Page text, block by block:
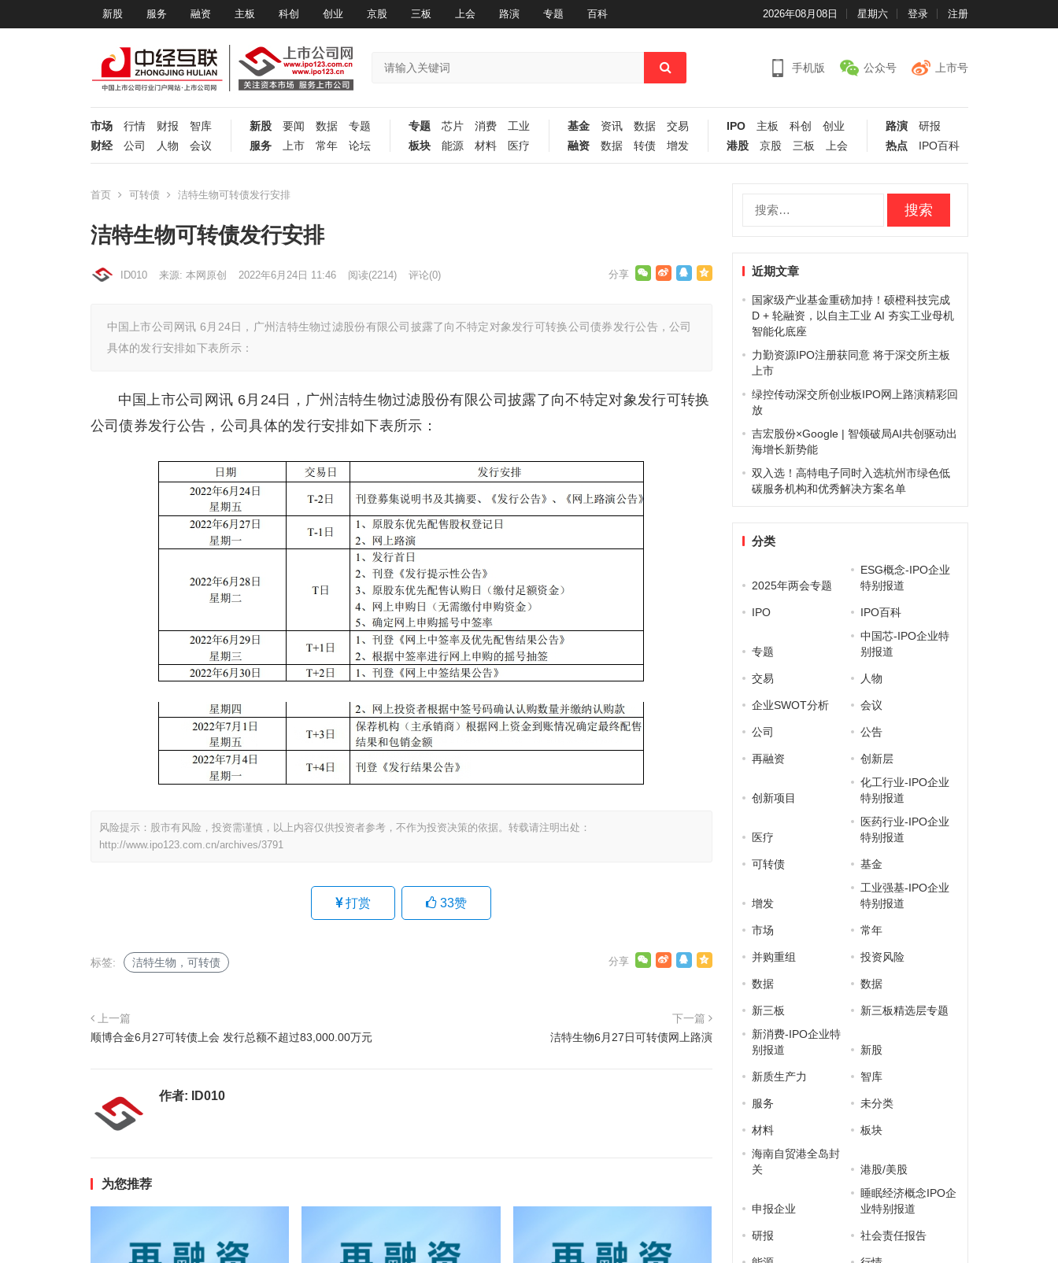
新股 服务 融资 主板 科创 创业 京股 三板 上会 路演 专题 百科 2026年08月08日 星期六 登录 注册
手机版 公众号 上市号
市场 行情 财报
智库
财经
公司 人物 会议
新股 要闻 数据
专题
服务
上市 常年 论坛
专题 芯片 消费
工业
板块
能源 材料 医疗
基金 资讯 数据
交易
融资
数据 转债 增发
IPO 主板 科创
创业
港股
京股 三板 上会
路演
研报
热点
IPO百科
首页 可转债 洁特生物可转债发行安排
洁特生物可转债发行安排
ID010 来源: 本网原创 2022年6月24日 11:46 阅读(2214) 评论(0)
中国上市公司网讯 6月24日，广州洁特生物过滤股份有限公司披露了向不特定对象发行可转换公司债券发行公告，公司
具体的发行安排如下表所示：
中国上市公司网讯 6月24日，广州洁特生物过滤股份有限公司披露了向不特定对象发行可转换
公司债券发行公告，公司具体的发行安排如下表所示：
风险提示：股市有风险，投资需谨慎，以上内容仅供投资者参考，不作为投资决策的依据。转载请注明出处：
http://www.ipo123.com.cn/archives/3791
打赏 33赞
标签: 洁特生物，可转债
上一篇
顺博合金6月27可转债上会 发行总额不超过83,000.00万元
下一篇
洁特生物6月27日可转债网上路演
作者: ID010
为您推荐
近期文章
国家级产业基金重磅加持！硕橙科技完成
D + 轮融资，以自主工业 AI 夯实工业母机
智能化底座
力勤资源IPO注册获同意 将于深交所主板
上市
绿控传动深交所创业板IPO网上路演精彩回
放
吉宏股份×Google | 智领破局AI共创驱动出
海增长新势能
双入选！高特电子同时入选杭州市绿色低
碳服务机构和优秀解决方案名单
分类
2025年两会专题
ESG概念-IPO企业
特别报道
IPO IPO百科
专题
中国芯-IPO企业特
别报道
交易 人物
企业SWOT分析 会议
公司 公告
再融资 创新层
创新项目
化工行业-IPO企业
特别报道
医疗
医药行业-IPO企业
特别报道
可转债 基金
增发
工业强基-IPO企业
特别报道
市场 常年
并购重组 投资风险
数据 数据
新三板
新三板精选层专题
新消费-IPO企业特
别报道
新股
新质生产力 智库
服务 未分类
材料
板块
海南自贸港全岛封
关
港股/美股
申报企业
睡眠经济概念IPO企
业特别报道
研报 社会责任报告